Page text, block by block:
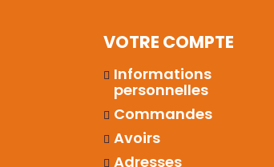
VOTRE COMPTE
Informations
personnelles
Commandes
Avoirs
Adresses